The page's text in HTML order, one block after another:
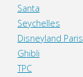
Santa
Seychelles
Disneyland Paris
Ghibli
TPC